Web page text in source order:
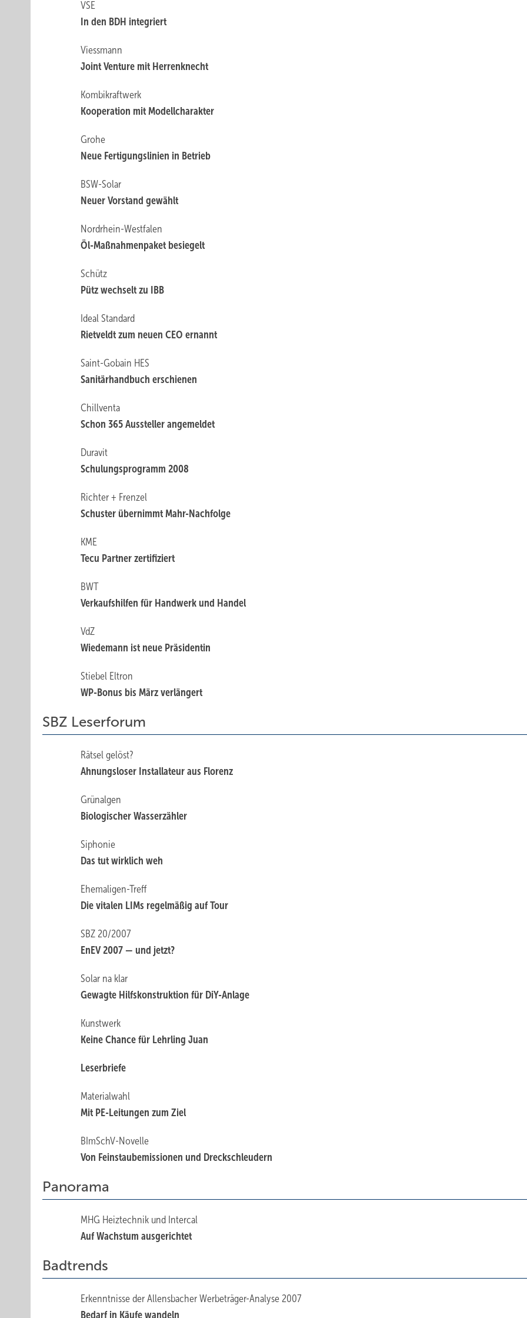
VSE
In den BDH integriert
Viessmann
Joint Venture mit Herrenknecht
Kombikraftwerk
Kooperation mit Modellcharakter
Grohe
Neue Fertigungs­linien in Betrieb
BSW-Solar
Neuer Vorstand ­gewählt
Nordrhein-Westfalen
Öl-Maßnahmenpaket besiegelt
Schütz
Pütz wechselt zu IBB
Ideal Standard
Rietveldt zum neuen CEO ernannt
Saint-Gobain HES
Sanitärhandbuch ­erschienen
Chillventa
Schon 365 Aussteller angemeldet
Duravit
Schulungsprogramm 2008
Richter + Frenzel
Schuster übernimmt Mahr-Nachfolge
KME
Tecu Partner zertifiziert
BWT
Verkaufshilfen für Handwerk und Handel
VdZ
Wiedemann ist neue ­Präsidentin
Stiebel Eltron
WP-Bonus bis März verlängert
SBZ Leserforum
Rätsel gelöst?
Ahnungsloser Installateur aus Florenz
Grünalgen
Biologischer Wasserzähler
Siphonie
Das tut wirklich weh
Ehemaligen-Treff
Die vitalen LIMs regelmäßig auf Tour
SBZ 20/2007
EnEV 2007 — und jetzt?
Solar na klar
Gewagte Hilfskonstruktion für DiY-Anlage
Kunstwerk
Keine Chance für Lehrling Juan
Leserbriefe
Materialwahl
Mit PE-Leitungen zum Ziel
BImSchV-Novelle
Von Feinstaubemissionen und Dreckschleudern
Panorama
MHG Heiztechnik und Intercal
Auf Wachstum ausgerichtet
Badtrends
Erkenntnisse der Allensbacher Werbeträger-Analyse 2007
Bedarf in Käufe wandeln